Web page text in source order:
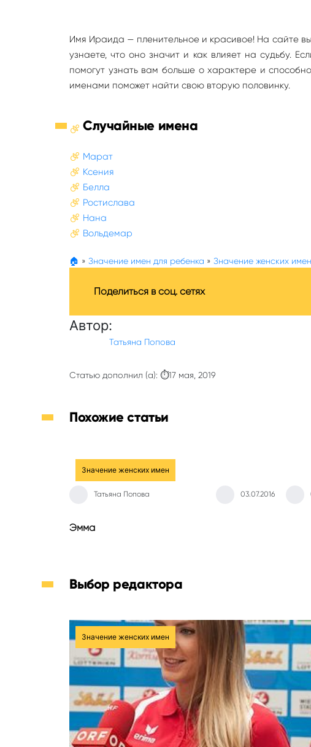
Имя Ираида — пленительное и красивое! На сайте
узнаете, что оно значит и как влияет на судьбу.
помогут узнать вам больше о характере и
именами поможет найти свою вторую половинку.
Случайные имена
Марат
Ксения
Белла
Ростислава
Нана
Вольдемар
🏠 » Значение имен для ребенка » Значение женских имен
Поделиться в соц. сетях
Автор:
Татьяна Попова
Статью дополнил (а): ⏱17 мая, 2019
Похожие статьи
Значение женских имен
Татьяна Попова 03.07.2016
Эмма
Выбор редактора
Значение женских имен